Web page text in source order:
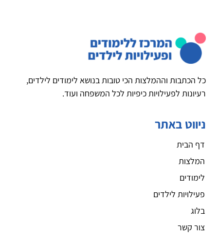
כל הכתבות וההמלצות הכי טובות בנושא לימודים לילדים,
רעיונות לפעילויות כיפיות לכל המשפחה ועוד.
ניווט באתר
דף הבית
המלצות
לימודים
פעילויות לילדים
בלוג
צור קשר